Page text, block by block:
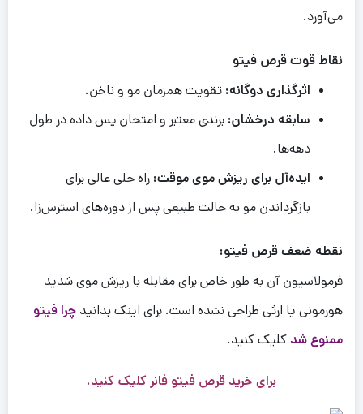
می‌آورد.
نقاط قوتقرص فیتو
اثرگذاری دوگانه: تقویت همزمان مو و ناخن.
سابقه درخشان: برندی معتبر و امتحان پس داده در طول
دهه‌ها.
ایده‌آل برای ریزش موی موقت: راه حلی عالی برای
بازگرداندن مو به حالت طبیعی پس از دوره‌های استرس‌زا.
نقطه ضعفقرص فیتو:
فرمولاسیون آن به طور خاص برای مقابله با ریزش موی شدید
هورمونی یا ارثی طراحی نشده است. برای اینک بدانید چرا فیتو
ممنوع شد کلیک کنید.
برای خرید قرص فیتو فانر کلیک کنید.